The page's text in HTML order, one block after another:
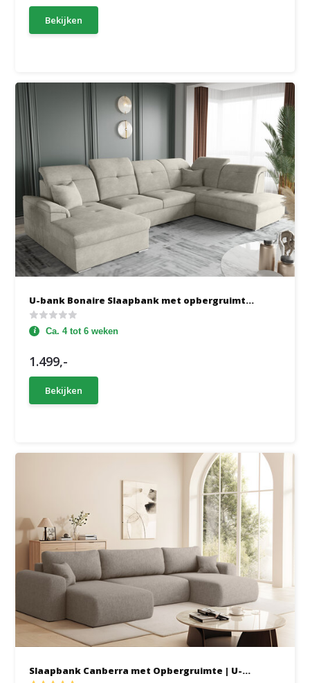
Bekijken
U-bank Bonaire Slaapbank met opbergruimt...
Ca. 4 tot 6 weken
1.499,-
Bekijken
Slaapbank Canberra met Opbergruimte | U-...